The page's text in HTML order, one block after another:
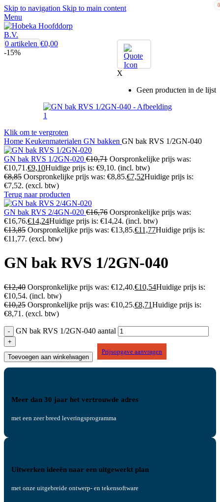
Skip to navigation Skip to main content
Menu
0
X
Geen producten in de lijst
0 artikelen €0,00
-15%
Klik om te vergroten
Home Keukenmaterialen GN bakken GN bak RVS 1/2GN-040
GN bak RVS 1/2GN-020 €10,71 Oorspronkelijke prijs was:
€10,71.€9,10Huidige prijs is: €9,10. (incl. btw)
€8,85 Oorspronkelijke prijs was: €8,85.€7,52Huidige prijs is:
€7,52. (excl. btw)
Terug naar producten
GN bak RVS 2/4GN-020 €16,76 Oorspronkelijke prijs was:
€16,76.€14,24Huidige prijs is: €14,24. (incl. btw)
€13,85 Oorspronkelijke prijs was: €13,85.€11,77Huidige prijs is:
€11,77. (excl. btw)
GN bak RVS 1/2GN-040
€12,40 Oorspronkelijke prijs was: €12,40.€10,54Huidige prijs is:
€10,54. (incl. btw)
€10,25 Oorspronkelijke prijs was: €10,25.€8,71Huidige prijs is:
€8,71. (excl. btw)
GN bak RVS 1/2GN-040 aantal
Toevoegen aan winkelwagen
Prijsopgave aanvragen
Meer dan 30 jaar het vertrouwde adres
met een zeer breed leveringsprogramma
Uitwerken ideeën naar een uitgewerkt plan
met onze uitgebreide ontwerp- en tekensoftware